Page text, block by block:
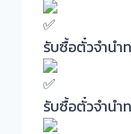
รับซื้อตั๋วจำน
รับซื้อตั๋วจำนำ